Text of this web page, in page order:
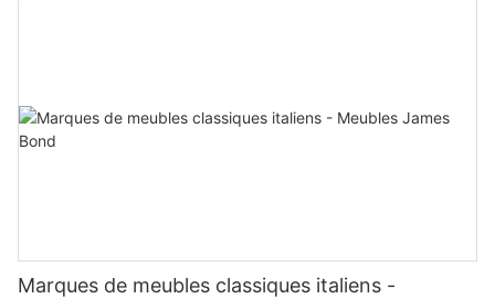
Marques de meubles classiques italiens -